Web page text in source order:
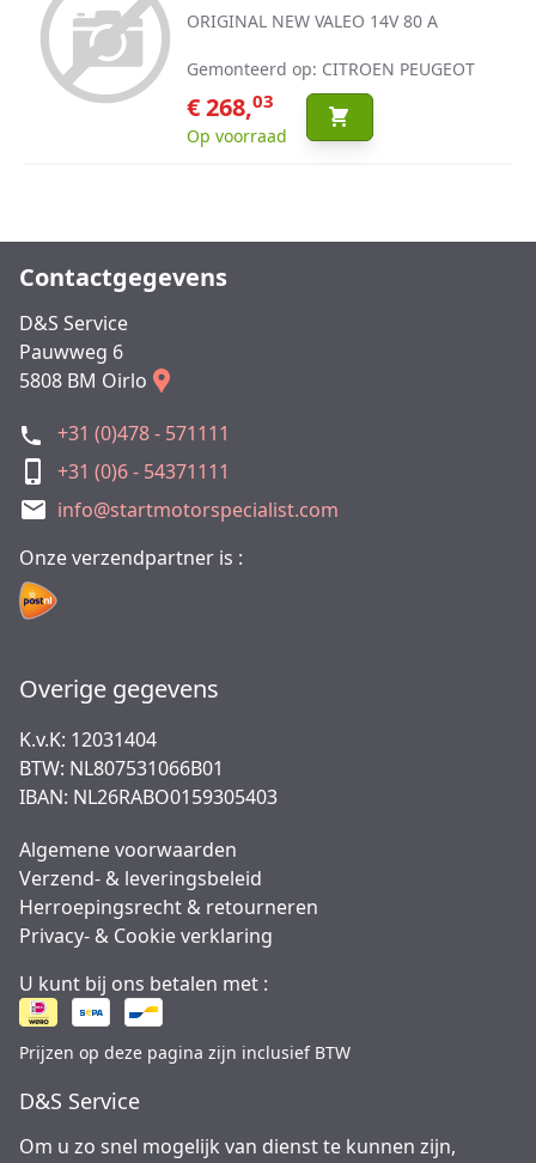
ORIGINAL NEW VALEO 14V 80 A
Gemonteerd op: CITROEN PEUGEOT
€ 268,03
Op voorraad
Contactgegevens
D&S Service
Pauwweg 6
5808 BM Oirlo
+31 (0)478 - 571111
+31 (0)6 - 54371111
info@startmotorspecialist.com
Onze verzendpartner is :
Overige gegevens
K.v.K: 12031404
BTW: NL807531066B01
IBAN: NL26RABO0159305403
Algemene voorwaarden
Verzend- & leveringsbeleid
Herroepingsrecht & retourneren
Privacy- & Cookie verklaring
U kunt bij ons betalen met :
Prijzen op deze pagina zijn inclusief BTW
D&S Service
Om u zo snel mogelijk van dienst te kunnen zijn,